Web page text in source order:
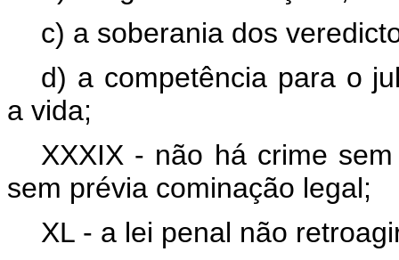
c) a soberania dos
d) a competência para o
a vida;
XXXIX - não há crime
sem prévia cominação legal;
XL - a lei penal não